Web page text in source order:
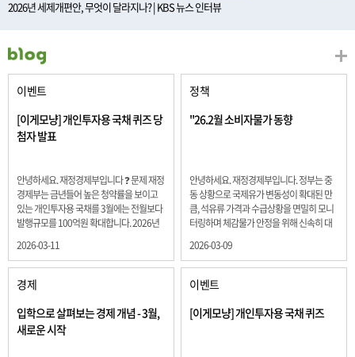
2026년 세제개편안, 무엇이 달라지나? | KBS 뉴스 인터뷰
이벤트
[이게모냥] 개인투자용 국채 퀴즈 당
첨자 발표
안녕하세요. 재정경제부입니다 ❓ 문제 재정
경제부는 금년들어 높은 청약률을 보이고
있는 개인투자용 국채를 3월에는 전월보다
발행규모를 100억원 확대합니다. 2026년
5년물 600억원, 10년물 900억원, 20년물
300억원입니다. 그렇다면 3월 개인투자용
국채의 총 발행 예정 금액은 얼마일까요??
보기 ① 1,600억원 ② 1,700억원 ③ 1,800
억원 ④ 2,000억원 정답 : 1,800억원 참여해
주신 모든 분들 감사합니다! 당첨자분들에
게는 지난 이벤트 블로그 게시글에 비밀댓
2026-03-11
정책
"26.2월 소비자물가 동향
안녕하세요. 재정경제부입니다. 정부는 중
동 상황으로 국제유가 변동성이 확대된 만
큼, 석유류 가격과 수급상황을 면밀히 모니
터링하며 체감물가 안정을 위해 신속히 대
료품과 에너지를 제외하고 추세적 흐름을
보여주는 근원물가는 2.3% 상승 향후 지정
학적 요인, 기상여건 등 불확실성이 있는 만
큼, 정부는 체감물가 안정을 위해 총력을 다
할 계획입니다. 특히, 최근 중동 상황으로 국
제유가 변동성이 확대된 만큼, 석유류 가격･
2026-03-09
경제
입학으로 살펴보는 경제 개념 - 3월,
새로운 시작
이벤트
[이게모냥] 개인투자용 국채 퀴즈